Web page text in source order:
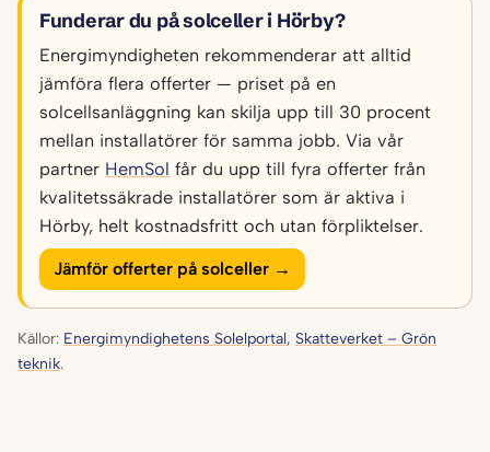
Funderar du på solceller i Hörby?
Energimyndigheten rekommenderar att alltid
jämföra flera offerter — priset på en
solcellsanläggning kan skilja upp till 30 procent
mellan installatörer för samma jobb. Via vår
partner HemSol får du upp till fyra offerter från
kvalitetssäkrade installatörer som är aktiva i
Hörby, helt kostnadsfritt och utan förpliktelser.
Jämför offerter på solceller →
Källor: Energimyndighetens Solelportal, Skatteverket – Grön
teknik.